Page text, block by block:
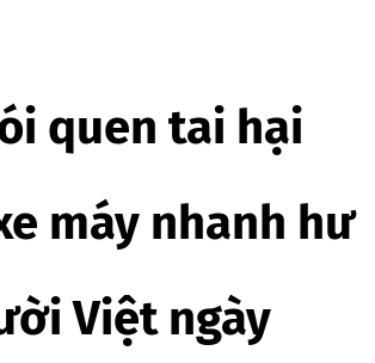
quen tai hại
máy nhanh hư
Việt ngày